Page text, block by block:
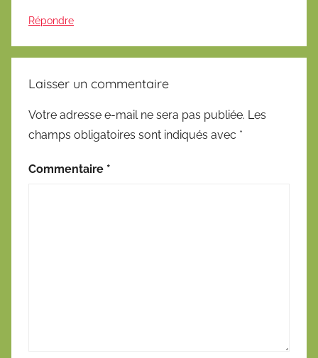
Répondre
Laisser un commentaire
Votre adresse e-mail ne sera pas publiée. Les
champs obligatoires sont indiqués avec *
Commentaire *